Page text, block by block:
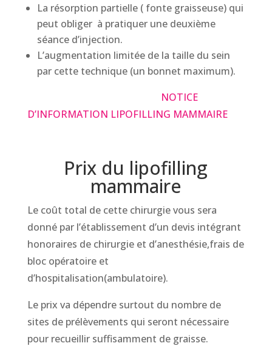
La résorption partielle ( fonte graisseuse) qui
peut obliger à pratiquer une deuxième
séance d’injection.
L’augmentation limitée de la taille du sein
par cette technique (un bonnet maximum).
NOTICE
D’INFORMATION LIPOFILLING MAMMAIRE
Prix du lipofilling
mammaire
Le coût total de cette chirurgie vous sera
donné par l’établissement d’un devis intégrant
honoraires de chirurgie et d’anesthésie,frais de
bloc opératoire et
d’hospitalisation(ambulatoire).
Le prix va dépendre surtout du nombre de
sites de prélèvements qui seront nécessaire
pour recueillir suffisamment de graisse.